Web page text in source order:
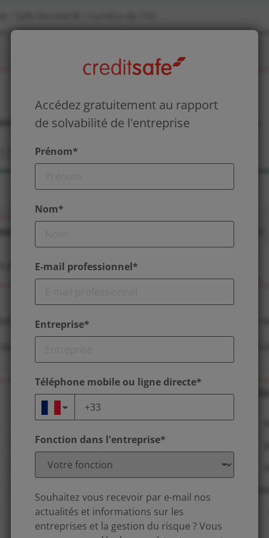
Accédez gratuitement au rapport
de solvabilité de l'entreprise
Prénom*
Nom*
E-mail professionnel*
Entreprise*
Téléphone mobile ou ligne directe*
Fonction dans l'entreprise*
Souhaitez vous recevoir par e-mail nos
actualités et informations sur les
entreprises et la gestion du risque ? Vous